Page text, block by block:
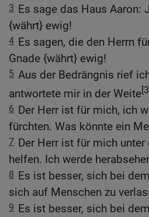
3 Es sage das Haus Aaron:
{währt} ewig!
4 Es sagen, die den Herrn
Gnade {währt} ewig!
5 Aus der Bedrängnis rief
antwortete mir in der Weite
6 Der Herr ist für mich, ich
fürchten. Was könnte ein
7 Der Herr ist für mich unter
helfen. Ich werde
8 Es ist besser, sich bei
sich auf Menschen zu
9 Es ist besser, sich bei